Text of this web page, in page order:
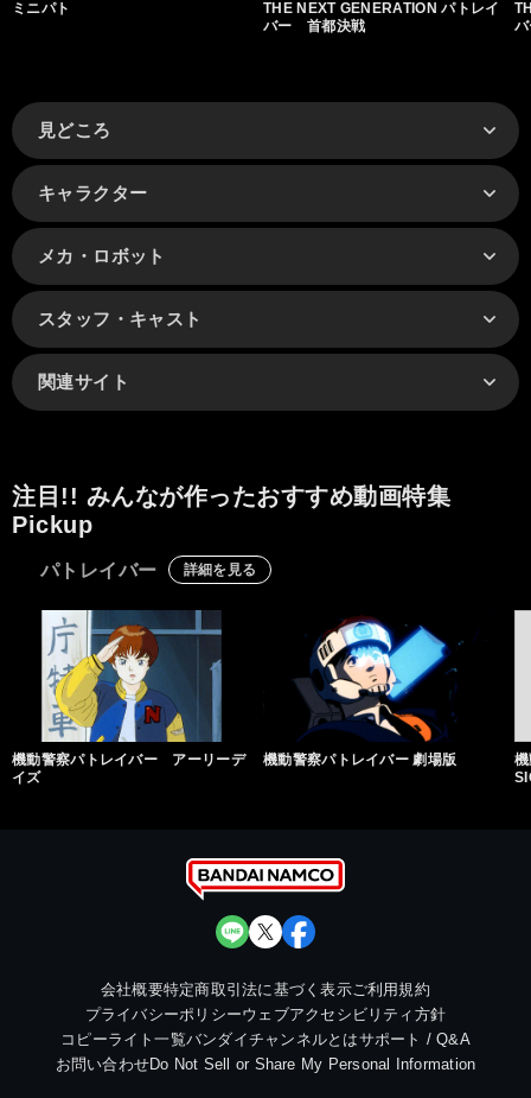
ミニパト
THE NEXT GENERATION パトレイ
バー 首都決戦
見どころ
キャラクター
メカ・ロボット
スタッフ・キャスト
関連サイト
注目!! みんなが作ったおすすめ動画特集
Pickup
パトレイバー 詳細を見る
機動警察パトレイバー アーリーデ
イズ
機動警察パトレイバー 劇場版
会社概要特定商取引法に基づく表示ご利用規約
プライバシーポリシーウェブアクセシビリティ方針
コピーライト一覧バンダイチャンネルとはサポート / Q&A
お問い合わせDo Not Sell or Share My Personal Information